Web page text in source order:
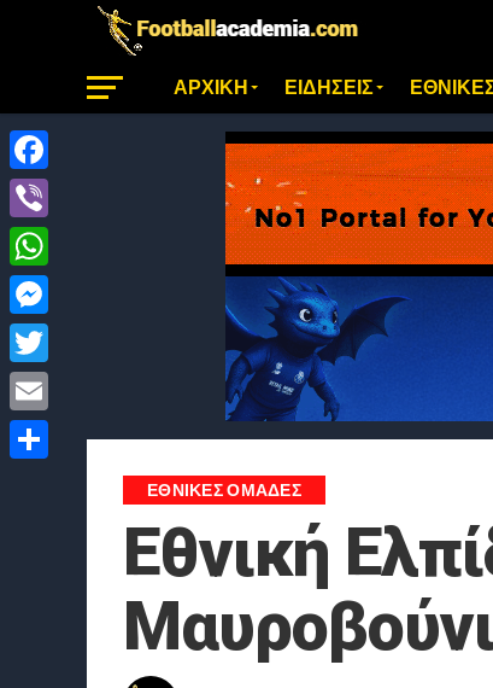
ΑΡΧΙΚΗ ΕΙΔΗΣΕΙΣ
ΕΘΝΙΚΕΣ ΟΜΑΔΕΣ
Εθνική
Facebook
Viber
WhatsApp
Messenger
Twitter
Email